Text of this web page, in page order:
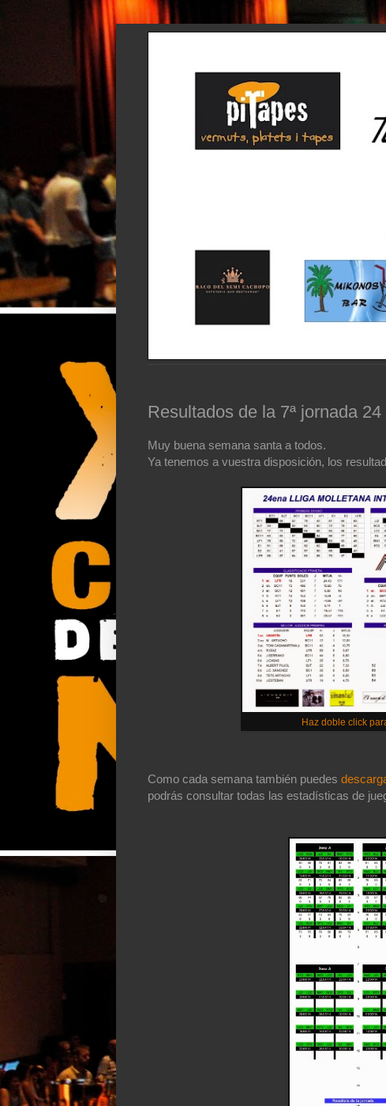
Resultados de la 7ª jornada
Muy buena semana santa a todos.
Ya tenemos a vuestra disposición, los
Haz doble click
Como cada semana también puedes
podrás consultar todas las estadísticas de